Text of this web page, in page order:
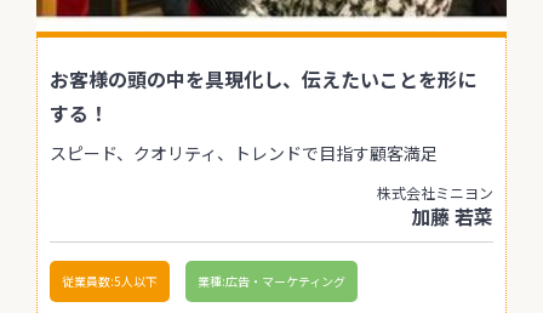
お客様の頭の中を具現化し、伝えたいことを形に
する！
スピード、クオリティ、トレンドで目指す顧客満足
株式会社ミニヨン
加藤 若菜
従業員数:5人以下 業種:広告・マーケティング